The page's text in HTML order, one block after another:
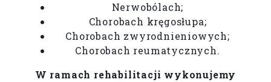
Nerwobólach;
Chorobach kręgosłupa;
Chorobach zwyrodnieniowych;
Chorobach reumatycznych.
W ramach rehabilitacji wykonujemy